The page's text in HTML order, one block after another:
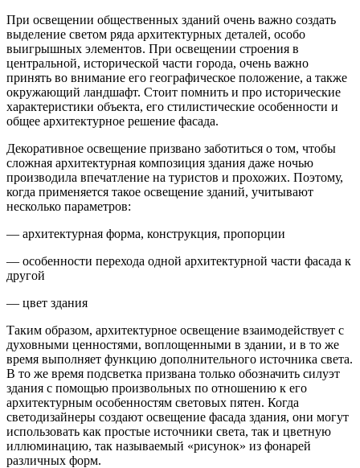
При освещении общественных зданий очень важно создать
выделение светом ряда архитектурных деталей, особо
выигрышных элементов. При освещении строения в
центральной, исторической части города, очень важно
принять во внимание его географическое положение, а также
окружающий ландшафт. Стоит помнить и про исторические
характеристики объекта, его стилистические особенности и
общее архитектурное решение фасада.
Декоративное освещение призвано заботиться о том, чтобы
сложная архитектурная композиция здания даже ночью
производила впечатление на туристов и прохожих. Поэтому,
когда применяется такое освещение зданий, учитывают
несколько параметров:
— архитектурная форма, конструкция, пропорции
— особенности перехода одной архитектурной части фасада к
другой
— цвет здания
Таким образом, архитектурное освещение взаимодействует с
духовными ценностями, воплощенными в здании, и в то же
время выполняет функцию дополнительного источника света.
В то же время подсветка призвана только обозначить силуэт
здания с помощью произвольных по отношению к его
архитектурным особенностям световых пятен. Когда
светодизайнеры создают освещение фасада здания, они могут
использовать как простые источники света, так и цветную
иллюминацию, так называемый «рисунок» из фонарей
различных форм.